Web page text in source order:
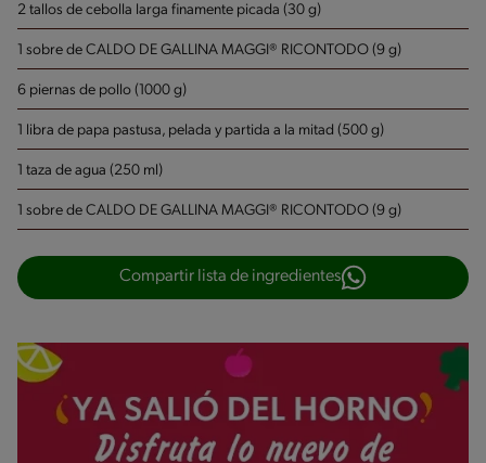
2 tallos de cebolla larga finamente picada (30 g)
1 sobre de CALDO DE GALLINA MAGGI® RICONTODO (9 g)
6 piernas de pollo (1000 g)
1 libra de papa pastusa, pelada y partida a la mitad (500 g)
1 taza de agua (250 ml)
1 sobre de CALDO DE GALLINA MAGGI® RICONTODO (9 g)
Compartir lista de ingredientes